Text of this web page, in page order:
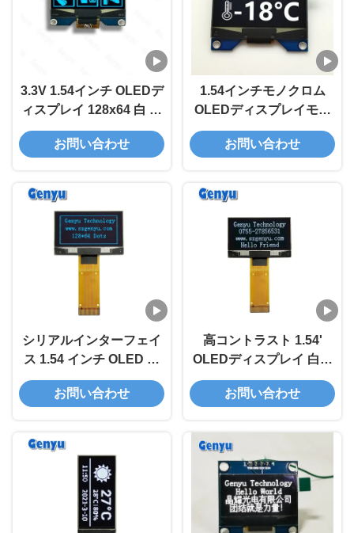
3.3V 1.54インチ OLEDデ
ィスプレイ 128x64 白 青
黄色 SPD0301ドライバ
ーIC付き
お問い合わせ
1.54インチモノクロム
OLEDディスプレイモジ
ュール 128x64ドット
CH1116 IICインターフェ
お問い合わせ
シリアルインターフェイ
ス 1.54 インチ OLED デ
ィスプレイ パネル 青色
128x64 点 24PIN
お問い合わせ
高コントラスト 1.54'
OLEDディスプレイ 白色
128x64 解像度 SPD0301
24ピン FPC
お問い合わせ